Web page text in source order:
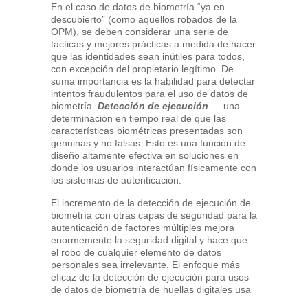
En el caso de datos de biometría “ya en
descubierto” (como aquellos robados de la
OPM), se deben considerar una serie de
tácticas y mejores prácticas a medida de hacer
que las identidades sean inútiles para todos,
con excepción del propietario legítimo. De
suma importancia es la habilidad para detectar
intentos fraudulentos para el uso de datos de
biometría. Detección de ejecución — una
determinación en tiempo real de que las
características biométricas presentadas son
genuinas y no falsas. Esto es una función de
diseño altamente efectiva en soluciones en
donde los usuarios interactúan físicamente con
los sistemas de autenticación.
El incremento de la detección de ejecución de
biometría con otras capas de seguridad para la
autenticación de factores múltiples mejora
enormemente la seguridad digital y hace que
el robo de cualquier elemento de datos
personales sea irrelevante. El enfoque más
eficaz de la detección de ejecución para usos
de datos de biometría de huellas digitales usa